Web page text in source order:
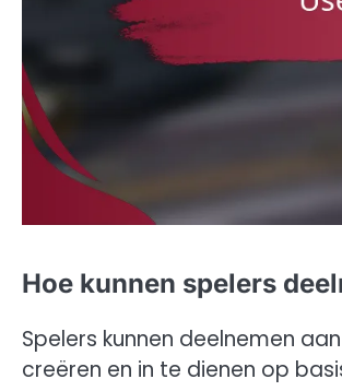
Hoe kunnen spelers
Spelers kunnen deelnemen
creëren en in te dienen op